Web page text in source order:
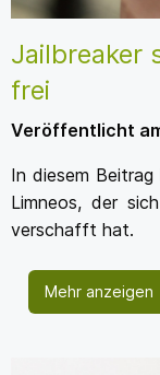
Jailbreaker
frei
Veröffentlicht
In diesem Beitrag
Limneos, der
verschafft hat.
Mehr anzeigen